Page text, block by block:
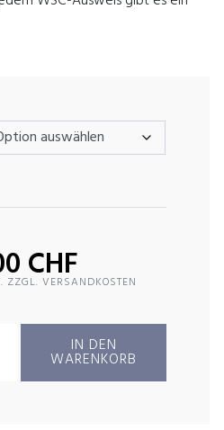
CHF
ZZGL. VERSANDKOSTEN
(WSC) MENGE
IN DEN
WARENKORB